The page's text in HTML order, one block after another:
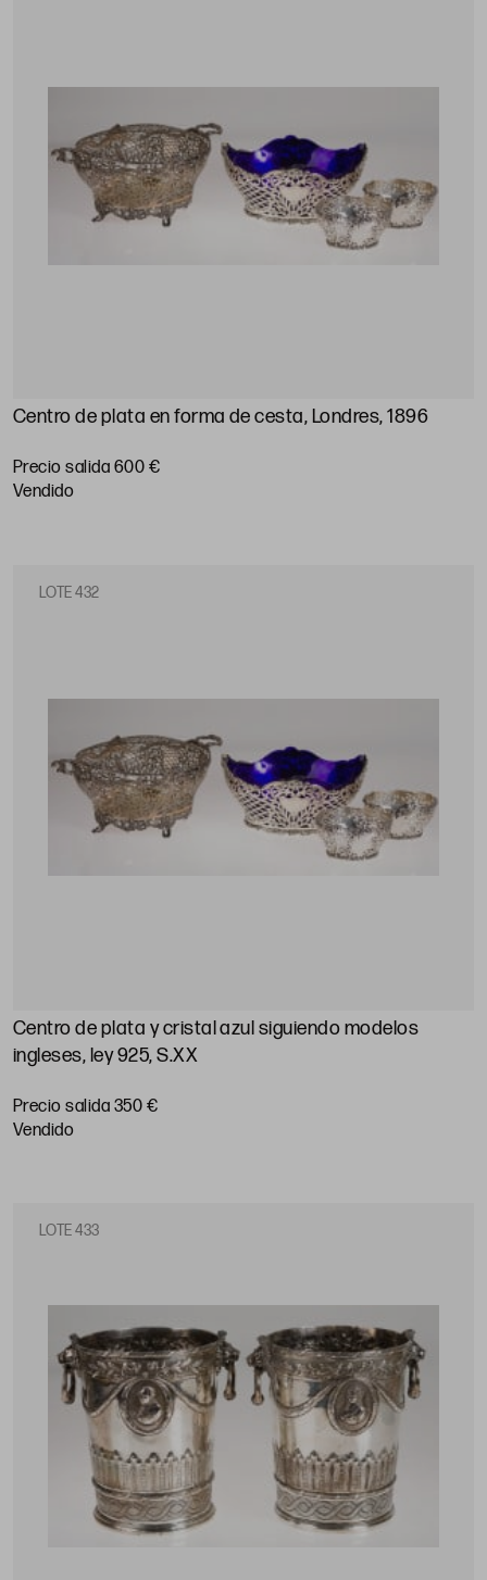
Centro de plata en forma de cesta, Londres, 1896
Precio salida 600 €
vendido
LOTE 432
Centro de plata y cristal azul siguiendo modelos
ingleses, ley 925, S.XX
Precio salida 350 €
vendido
LOTE 433